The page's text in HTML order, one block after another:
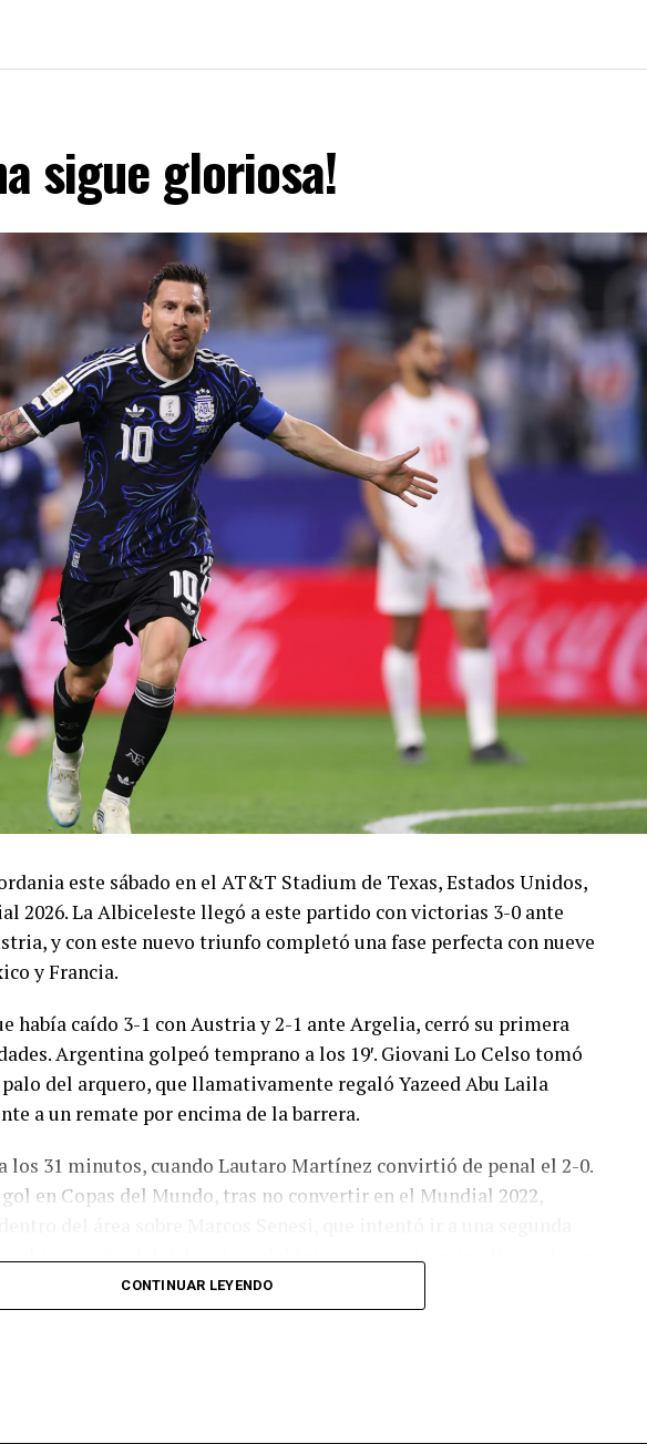
sigue gloriosa!
este sábado en el AT&T Stadium de Texas, Estados Unidos,
2026. La Albiceleste llegó a este partido con victorias 3-0 ante
y con este nuevo triunfo completó una fase perfecta con nueve
y Francia.
había caído 3-1 con Austria y 2-1 ante Argelia, cerró su primera
Argentina golpeó temprano a los 19′. Giovani Lo Celso tomó
del arquero, que llamativamente regaló Yazeed Abu Laila
a un remate por encima de la barrera.
los 31 minutos, cuando Lautaro Martínez convirtió de penal el 2-0.
en Copas del Mundo, tras no convertir en el Mundial 2022,
el travesaño del delanatero del Inter, pero se terminó llevando una
CONTINUAR LEYENDO